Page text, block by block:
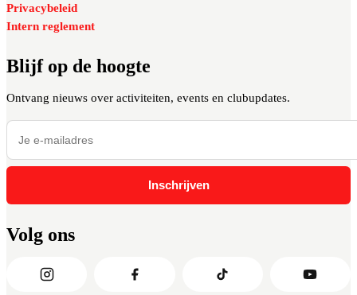
Privacybeleid
Intern reglement
Blijf op de hoogte
Ontvang nieuws over activiteiten, events en clubupdates.
Inschrijven
Volg ons